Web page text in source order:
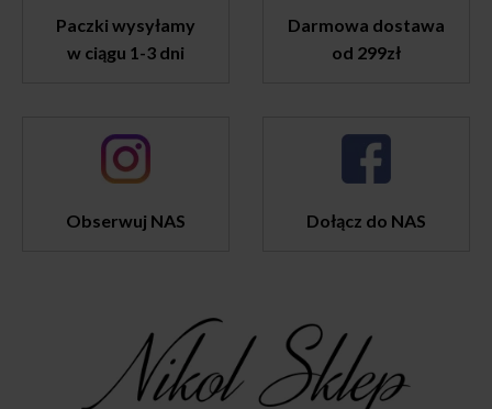
Paczki wysyłamy
w ciągu 1-3 dni
Darmowa dostawa
od 299zł
Obserwuj NAS Dołącz do NAS